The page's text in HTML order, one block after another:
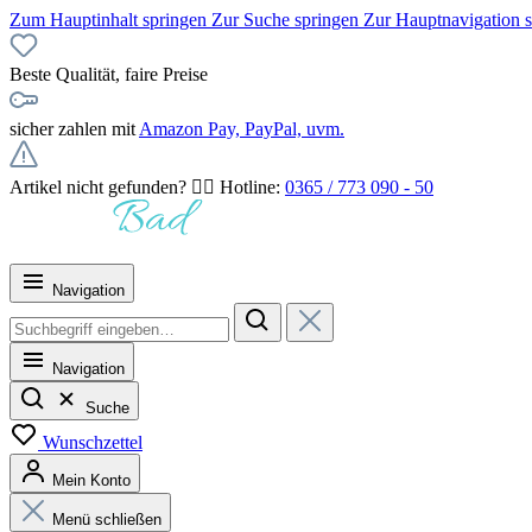
Zum Hauptinhalt springen Zur Suche springen Zur Hauptnavigation
Beste Qualität, faire Preise
sicher zahlen mit Amazon Pay, PayPal, uvm.
Artikel nicht gefunden? 👉🏻 Hotline: 0365 / 773 090 - 50
Navigation
Navigation
Suche
Wunschzettel
Mein Konto
Menü schließen